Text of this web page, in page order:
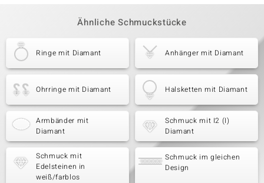
Ähnliche Schmuckstücke
Ringe mit Diamant Anhänger mit Diamant
Ohrringe mit Diamant Halsketten mit Diamant
Armbänder mit
Diamant
Schmuck mit I2 (I)
Diamant
Schmuck mit
Edelsteinen in
weiß/farblos
Schmuck im gleichen
Design